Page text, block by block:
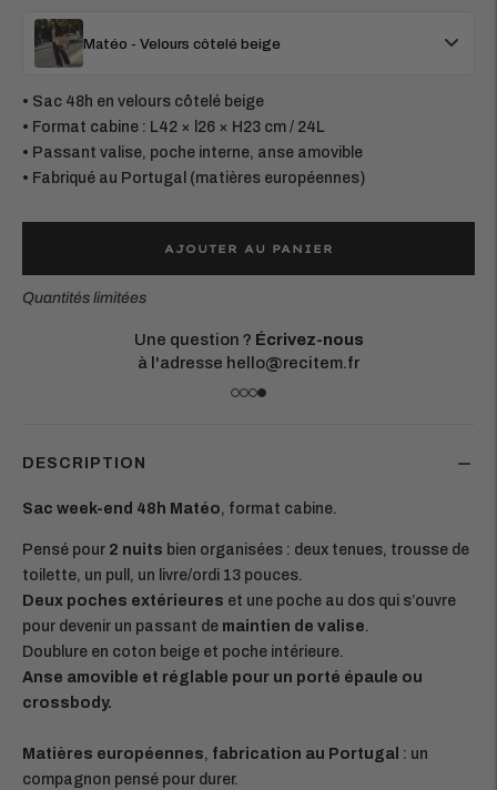
Matéo - Velours côtelé beige
• Sac 48h en velours côtelé beige
• Format cabine : L42 × l26 × H23 cm / 24L
• Passant valise, poche interne, anse amovible
• Fabriqué au Portugal (matières européennes)
AJOUTER AU PANIER
Quantités limitées
Votre commande sera expédiée :demain
Retours simplessous 14 jours
DESCRIPTION
Sac week-end 48h Matéo, format cabine.
Pensé pour 2 nuits bien organisées : deux tenues, trousse de
toilette, un pull, un livre/ordi 13 pouces.
Deux poches extérieures et une poche au dos qui s’ouvre
pour devenir un passant de maintien de valise.
Doublure en coton beige et poche intérieure.
Anse amovible et réglable pour un porté épaule ou
crossbody.
Matières européennes, fabrication au Portugal : un
compagnon pensé pour durer.